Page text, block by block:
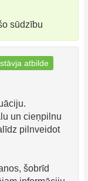
sūdzību
atbilde
un cieņpilnu
pilnveidot
šobrīd